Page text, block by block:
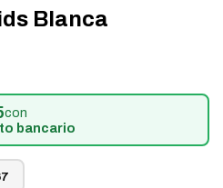
Blanca
con
bancario